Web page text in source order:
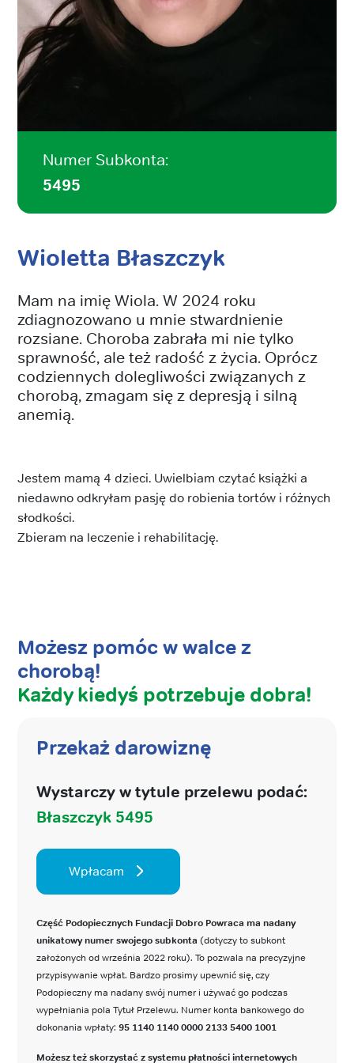
Numer Subkonta:
5495
Wioletta Błaszczyk
Mam na imię Wiola. W 2024 roku
zdiagnozowano u mnie stwardnienie
rozsiane. Choroba zabrała mi nie tylko
sprawność, ale też radość z życia. Oprócz
codziennych dolegliwości związanych z
chorobą, zmagam się z depresją i silną
anemią.
Jestem mamą 4 dzieci. Uwielbiam czytać książki a
niedawno odkryłam pasję do robienia tortów i różnych
słodkości.
Zbieram na leczenie i rehabilitację.
Możesz pomóc w walce z
chorobą!
Każdy kiedyś potrzebuje dobra!
Przekaż darowiznę
Wystarczy w tytule przelewu podać:
Błaszczyk 5495
Wpłacam
Część Podopiecznych Fundacji Dobro Powraca ma nadany
unikatowy numer swojego subkonta (dotyczy to subkont
założonych od września 2022 roku). To pozwala na precyzyjne
przypisywanie wpłat. Bardzo prosimy upewnić się, czy
Podopieczny ma nadany swój numer i używać go podczas
wypełniania pola Tytuł Przelewu. Numer konta bankowego do
dokonania wpłaty: 95 1140 1140 0000 2133 5400 1001
Możesz też skorzystać z systemu płatności internetowych